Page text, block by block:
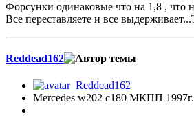
Форсунки одинаковые что на 1,8 , что
Все переставляете и все
Reddead162
Mercedes w202 c180 МКПП